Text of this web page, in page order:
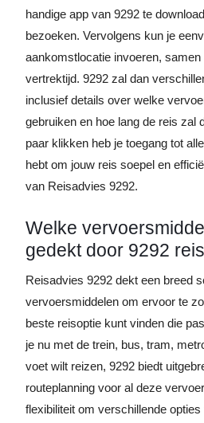
handige app van 9292 te
bezoeken. Vervolgens kun je
aankomstlocatie invoeren,
vertrektijd. 9292 zal dan
inclusief details over welke
gebruiken en hoe lang de reis zal
paar klikken heb je toegang tot
hebt om jouw reis soepel en
van Reisadvies 9292.
Welke
gedekt door 9292
Reisadvies 9292 dekt een breed
vervoersmiddelen om ervoor te
beste reisoptie kunt vinden die
je nu met de trein, bus, tram,
voet wilt reizen, 9292 biedt
routeplanning voor al deze
flexibiliteit om verschillende